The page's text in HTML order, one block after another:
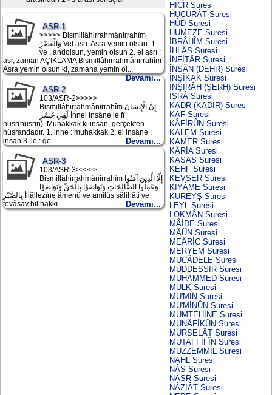
ASR-1
>>>>> Bismillâhirrahmânirrahîm
وَالْعَصْرِ Vel asri. Asra yemin olsun. 1.
ve : andolsun, yemin olsun 2. el asrı :
asr, zaman AÇIKLAMA Bismillâhirrahmânirrahîm
Asra yemin olsun ki, zamana yemin ol...
Devamı...
ASR-2
103/ASR-2>>>>>
Bismillâhirrahmânirrahîm إِنَّ الْإِنسَانَ
لَفِي خُسْرٍ İnnel insâne le fî
husr(husrin). Muhakkak ki insan, gerçekten
hüsrandadır. 1. inne : muhakkak 2. el insâne :
insan 3. le : ge...
Devamı...
ASR-3
103/ASR-3>>>>>
Bismillâhirrahmânirrahîm إِلَّا الَّذِينَ آمَنُوا
وَعَمِلُوا الصَّالِحَاتِ وَتَوَاصَوْا بِالْحَقِّ وَتَوَاصَوْا
بِالصَّبْرِ İllâllezîne âmenû ve amilûs sâlihâti ve
tevâsav bil hakkı...
Devamı...
HİCR Suresi
HUCURÂT Suresi
HÛD Suresi
HUMEZE Suresi
İBRÂHÎM Suresi
İHLÂS Suresi
İNFİTÂR Suresi
İNSÂN (DEHR) Suresi
İNŞİKAK Suresi
İNŞİRÂH (ŞERH) Suresi
İSRÂ Suresi
KADR (KADİR) Suresi
KAF Suresi
KÂFİRÛN Suresi
KALEM Suresi
KAMER Suresi
KÂRİA Suresi
KASAS Suresi
KEHF Suresi
KEVSER Suresi
KIYÂME Suresi
KUREYŞ Suresi
LEYL Suresi
LOKMÂN Suresi
MÂİDE Suresi
MÂÛN Suresi
MEÂRİC Suresi
MERYEM Suresi
MUCÂDELE Suresi
MUDDESSİR Suresi
MUHAMMED Suresi
MULK Suresi
MU'MİN Suresi
MU'MİNÛN Suresi
MUMTEHİNE Suresi
MUNÂFİKÛN Suresi
MURSELÂT Suresi
MUTAFFİFÎN Suresi
MUZZEMMİL Suresi
NAHL Suresi
NÂS Suresi
NASR Suresi
NÂZİÂT Suresi